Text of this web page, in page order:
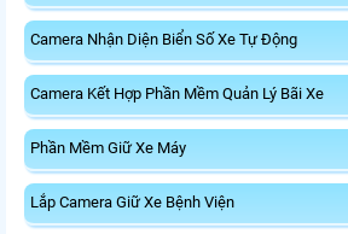
Camera Nhận Diện Biển Số Xe Tự Động
Camera Kết Hợp Phần Mềm Quản Lý Bãi Xe
Phần Mềm Giữ Xe Máy
Lắp Camera Giữ Xe Bệnh Viện